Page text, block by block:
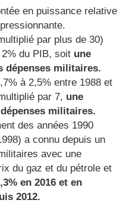
en puissance relative
par plus de 30)
du PIB, soit une
dépenses militaires.
à 2,5% entre 1988 et
par 7, une
militaires.
des années 1990
a connu depuis un
avec une
du gaz et du pétrole et
en 2016 et en
2012.